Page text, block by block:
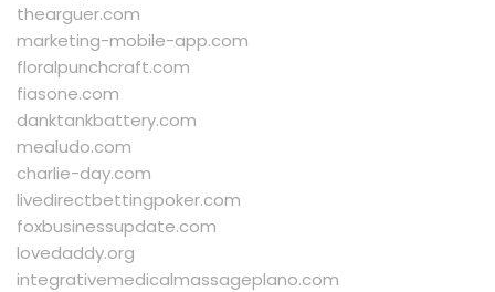
thearguer.com
marketing-mobile-app.com
floralpunchcraft.com
fiasone.com
danktankbattery.com
mealudo.com
charlie-day.com
livedirectbettingpoker.com
foxbusinessupdate.com
lovedaddy.org
integrativemedicalmassageplano.com